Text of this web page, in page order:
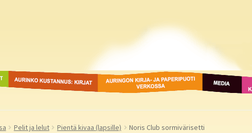
Aurinko Kustannus: kirjat Auringon kirja- ja
paperipuodit verkossa
Media
Pelit ja lelut Pientä kivaa (lapsille) Noris Club sormivärisetti